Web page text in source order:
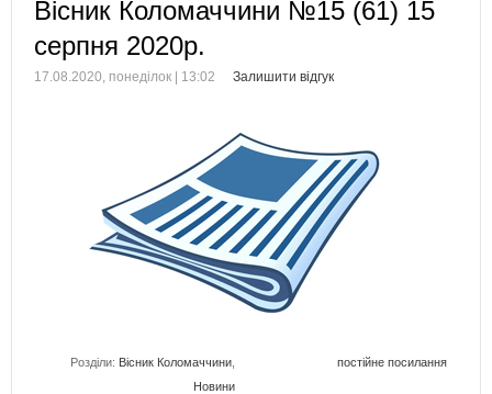
Вісник Коломаччини №15 (61) 15
серпня 2020р.
17.08.2020, понеділок | 13:02 Залишити відгук
Розділи: Вісник Коломаччини
Новини
постійне посилання